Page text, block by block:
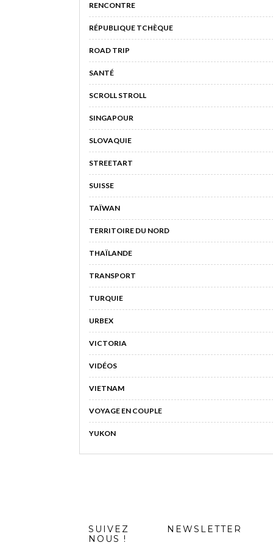
RENCONTRE
RÉPUBLIQUE TCHÈQUE
ROAD TRIP
SANTÉ
SCROLL STROLL
SINGAPOUR
SLOVAQUIE
STREETART
SUISSE
TAÏWAN
TERRITOIRE DU NORD
THAÏLANDE
TRANSPORT
TURQUIE
URBEX
VICTORIA
VIDÉOS
VIETNAM
VOYAGE EN COUPLE
YUKON
SUIVEZ
NOUS !
NEWSLETTER